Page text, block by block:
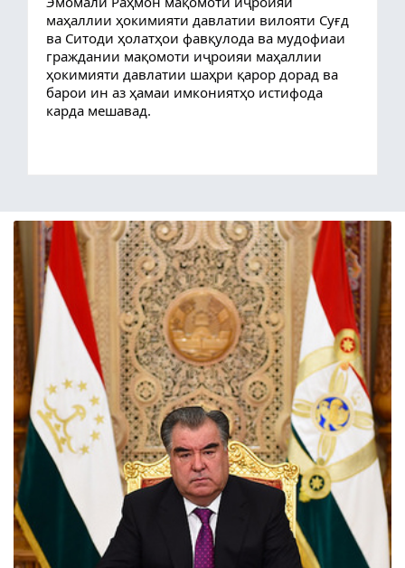
маҳаллии ҳокимияти давлатии вилояти Суғд
ва Ситоди ҳолатҳои фавқулода ва мудофиаи
граждании мақомоти иҷроияи маҳаллии
ҳокимияти давлатии шаҳри қарор дорад ва
барои ин аз ҳамаи имкониятҳо истифода
карда мешавад.